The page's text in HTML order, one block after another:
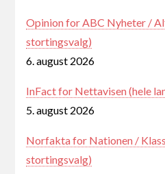
Opinion for ABC Nyheter /
stortingsvalg)
6. august 2026
InFact for Nettavisen (hele
5. august 2026
Norfakta for Nationen /
stortingsvalg)